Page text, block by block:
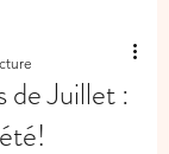
de Juillet :